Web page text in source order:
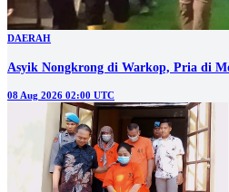
DAERAH
Asyik Nongkrong di Warkop, Pria di
08 Aug 2026 02:00 UTC